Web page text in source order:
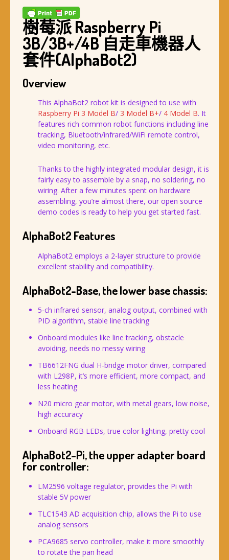
樹莓派 Raspberry Pi
3B/3B+/4B 自走車機器人
套件(AlphaBot2)
Overview
This AlphaBot2 robot kit is designed to use with
Raspberry Pi 3 Model B/ 3 Model B+/ 4 Model B. It
features rich common robot functions including line
tracking, Bluetooth/infrared/WiFi remote control,
video monitoring, etc.
Thanks to the highly integrated modular design, it is
fairly easy to assemble by a snap, no soldering, no
wiring. After a few minutes spent on hardware
assembling, you’re almost there, our open source
demo codes is ready to help you get started fast.
AlphaBot2 Features
AlphaBot2 employs a 2-layer structure to provide
excellent stability and compatibility.
AlphaBot2-Base, the lower base chassis:
5-ch infrared sensor, analog output, combined with
PID algorithm, stable line tracking
Onboard modules like line tracking, obstacle
avoiding, needs no messy wiring
TB6612FNG dual H-bridge motor driver, compared
with L298P, it’s more efficient, more compact, and
less heating
N20 micro gear motor, with metal gears, low noise,
high accuracy
Onboard RGB LEDs, true color lighting, pretty cool
AlphaBot2-Pi, the upper adapter board
for controller:
LM2596 voltage regulator, provides the Pi with
stable 5V power
TLC1543 AD acquisition chip, allows the Pi to use
analog sensors
PCA9685 servo controller, make it more smoothly
to rotate the pan head